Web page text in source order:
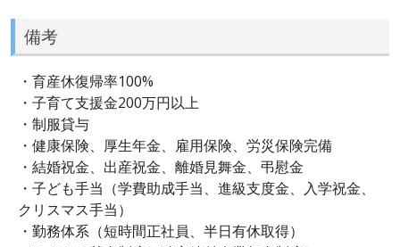
備考
・育産休復帰率100%
・子育て支援金200万円以上
・制服貸与
・健康保険、厚生年金、雇用保険、労災保険完備
・結婚祝金、出産祝金、離婚見舞金、弔慰金
・子ども手当（学費助成手当、進級支度金、入学祝金、
クリスマス手当）
・勤務体系（短時間正社員、半日有休取得）